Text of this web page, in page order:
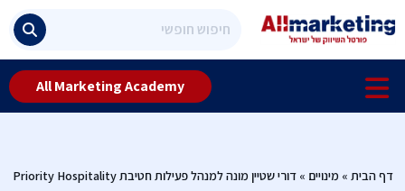
All Marketing Academy
דף הבית » מינויים »דורי שטיין מונה למנהל פעילות חטיבת Priority Hospitality